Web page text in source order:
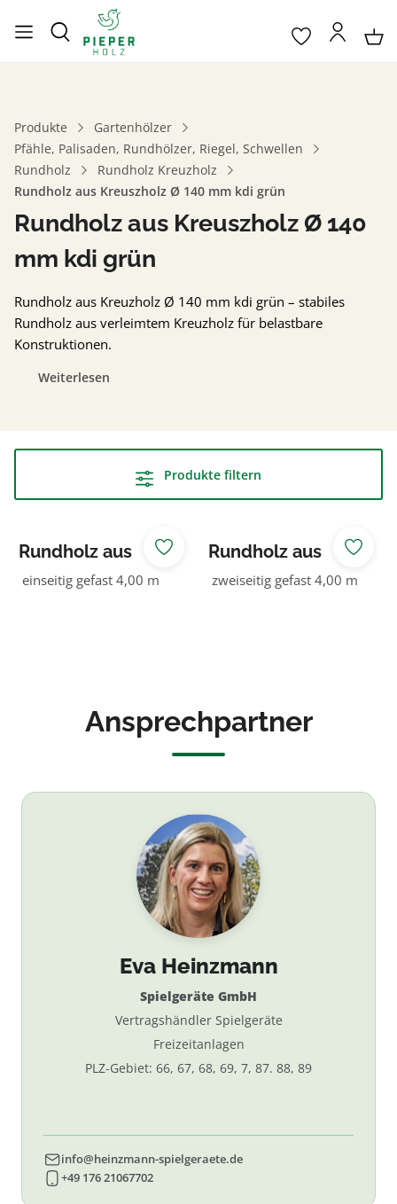
Produkte
Gartenhölzer
Pfähle, Palisaden, Rundhölzer, Riegel, Schwellen
Rundholz
Rundholz Kreuzholz
Rundholz aus Kreuszholz Ø 140 mm kdi grün
Rundholz aus Kreuszholz Ø 140
mm kdi grün
Rundholz aus Kreuzholz Ø 140 mm kdi grün – stabiles
Rundholz aus verleimtem Kreuzholz für belastbare
Konstruktionen.
Weiterlesen
Produkte filtern
Rundholz aus
Kreuzholz 140
einseitig gefast 4,00 m
Rundholz aus
Kreuzholz 140
zweiseitig gefast 4,00 m
Ansprechpartner
Eva Heinzmann
Spielgeräte GmbH
Vertragshändler Spielgeräte
Freizeitanlagen
PLZ-Gebiet: 66, 67, 68, 69, 7, 87. 88, 89
info@heinzmann-spielgeraete.de
+49 176 21067702